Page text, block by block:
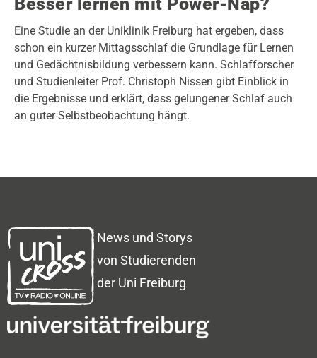
Besser lernen mit Power-Nap?
Eine Studie an der Uniklinik Freiburg hat ergeben, dass
schon ein kurzer Mittagsschlaf die Grundlage für Lernen
und Gedächtnisbildung verbessern kann. Schlafforscher
und Studienleiter Prof. Christoph Nissen gibt Einblick in
die Ergebnisse und erklärt, dass gelungener Schlaf auch
an guter Selbstbeobachtung hängt.
News und Storys
von Studierenden
der Uni Freiburg